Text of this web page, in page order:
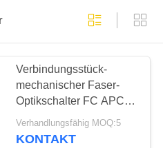
320
Verbindungsstück-
mechanischer Faser-
Optikschalter FC APC,
der nicht Steuerart
verriegelt
Verhandlungsfähig MOQ:5
KONTAKT